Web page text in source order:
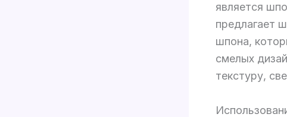
является
предлагает
шпона,
смелых
текстуру,